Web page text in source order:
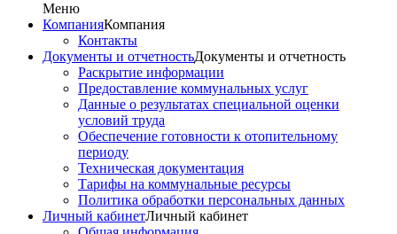
Меню
КомпанияКомпания
Контакты
Документы и отчетностьДокументы и отчетность
Раскрытие информации
Предоставление коммунальных услуг
Данные о результатах специальной оценки
условий труда
Обеспечение готовности к отопительному
периоду
Техническая документация
Тарифы на коммунальные ресурсы
Политика обработки персональных данных
Личный кабинетЛичный кабинет